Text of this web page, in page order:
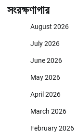
সংরক্ষণাগার
August 2026
July 2026
June 2026
May 2026
April 2026
March 2026
February 2026